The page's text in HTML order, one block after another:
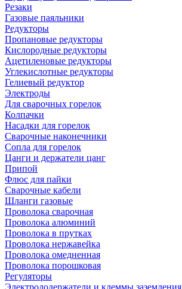
Резаки
Газовые паяльники
Редукторы
Пропановые редукторы
Кислородные редукторы
Ацетиленовые редукторы
Углекислотные редукторы
Гелиевый редуктор
Электроды
Для сварочных горелок
Колпачки
Насадки для горелок
Сварочные наконечники
Сопла для горелок
Цанги и держатели цанг
Припой
Флюс для пайки
Сварочные кабели
Шланги газовые
Проволока сварочная
Проволока алюминий
Проволока в прутках
Проволока нержавейка
Проволока омедненная
Проволока порошковая
Регуляторы
Электрододержатели и клеммы заземления